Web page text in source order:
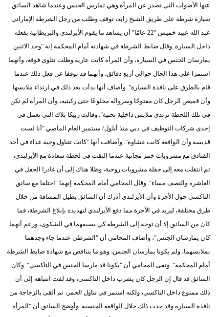
عنها الأصوات التي تصدر عن المرأة وهي تمارس الجنس وعندما شاهد السائق
سيارة شرطة على طريق الشيخ زايد، توقف وطلب من رجل الشرطة الإماراتي
عبد الله عبيد خميس "22 عامًا" أن يشاهد ما يقوم الأيرلندي والبريطانية بفعله
داخل السيارة. وقال ضابط الشرطة في شهادته أمام المحكمة إنه "وجد الاثنين
يمارسان الجنس في السيارة، وأن المرأة كانت عارية وظلت تتلوى فوقه، وأنهما
استمرا على هذا الحال حوالي أربع دقائق، وأنهما قد توقفا عن فعل ذلك عندما
قام بالطرق على نافذة السيارة". وأضاف أنها بدأت بعد ذلك في ارتداء ملابسها
وأن قميص الرجل كان مفتوحًا وسرواله مخلوعًا حتى ركبتيه، وأن المرأة لم تكن
في تلك اللحظة ترتدي ملابس داخلية تحتية". وقالت ربيكا بلاك التي تعمل في
إحدى شركات التوظيف في دبي منذ أيلول/ سبتمبر العام الماضي "أنا لست
قديسة وأن الواقعة كانت غشاوة". وأضافت أنها "كانت تتناول وجبة غذاء في أحد
الفنادق مع مشروبات خمر مجانية عندما التقت في لحظة سعادة مع الأيرلندي،
ثم انتقلت معه إلى حفلة مشروبات روحية، وظلا هناك إلى أن غادرا الحفل في
العاشرة والنصف مساء". وقال المحامي أمام المحكمة إنهما "اختلفا مع سائق
التاكسي حول الأجرة وأن الأيرلندي أدرك أن السائق يطيل المسافة من خلال
طرق مختلفة، ليزيد في الأجرة مما دفع الأيرلندي لتهديده بإبلاغ الشرطة، فما
كان من السائق إلا أن توجه إلى الشرطة كي يسبقهما في الشكوى، وزعم أنهما
كان يمارسان الجنس"، وأضاف المحامي أن "الشرطي عندما جاء وجدهما
بملابسهما، ولم يكونا يمارسان الجنس، وهو ما يتناقض مع شهادة ضابط الشرطة
أمام المحكمة". ونفى المحامي أن "يكونا قد مارسا الجنس في التاكسي". وكان
السائق قد قال إن الرجل كان يشرب داخل التاكسي، وقد لفت انتباهه إلى أن
ذلك ممنوع داخل التاكسي، ولكنه استمر في تناول الخمر، ثم ألقى بالزجاجة من
نافذة السيارة وقد حدث ذلك خلال الواقعة الجنسية. وأوضح السائق أن "المرأة